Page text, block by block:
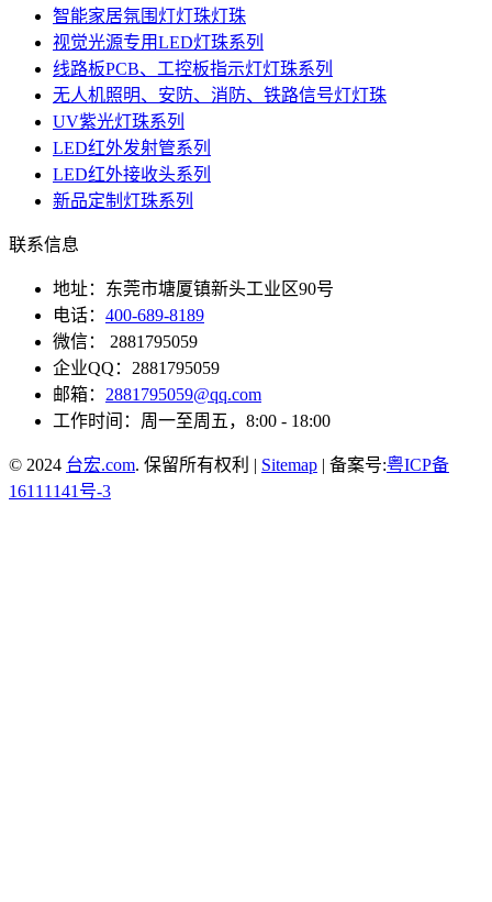
智能家居氛围灯灯珠灯珠
视觉光源专用LED灯珠系列
线路板PCB、工控板指示灯灯珠系列
无人机照明、安防、消防、铁路信号灯灯珠
UV紫光灯珠系列
LED红外发射管系列
LED红外接收头系列
新品定制灯珠系列
联系信息
地址：东莞市塘厦镇新头工业区90号
电话： 400-689-8189
微信： 2881795059
企业QQ：2881795059
邮箱： 2881795059@qq.com
工作时间：周一至周五，8:00 - 18:00
© 2024 台宏.com. 保留所有权利 | Sitemap | 备案号:粤ICP备
16111141号-3